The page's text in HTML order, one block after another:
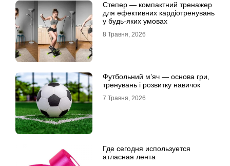
Степер — компактний тренажер
для ефективних кардіотренувань
у будь-яких умовах
8 Травня, 2026
Футбольний м’яч — основа гри,
тренувань і розвитку навичок
7 Травня, 2026
Где сегодня используется
атласная лента